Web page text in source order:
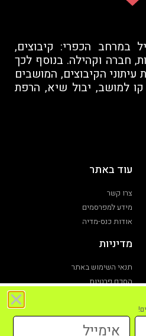
במרחב הכפרי: קיבוצים,
חברה וקהילה. בנוסף לכך
עיתוני הקיבוצים, המושבים
קו למושב, יבול שיא, הרפת
עוד באתר
צרו קשר
מידע למפרסמים
אודות כנס-מדיה
מדיניות
תנאי השימוש באתר
הסכם פרטיות